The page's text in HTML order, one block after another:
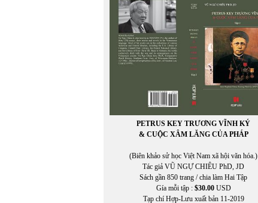
PETRUS KEY TRƯƠNG VĨNH KÝ
& CUỘC XÂM LĂNG CỦA PHÁP
(Biên khảo sử học Việt Nam xã hội văn hóa.)
Tác giả VŨ NGỰ CHIÊU PhD, JD
Sách gần 850 trang / chia làm Hai Tập
Gía mỗi tập : $30.00USD
Tạp chí Hợp-Lưu xuất bản 11-2019